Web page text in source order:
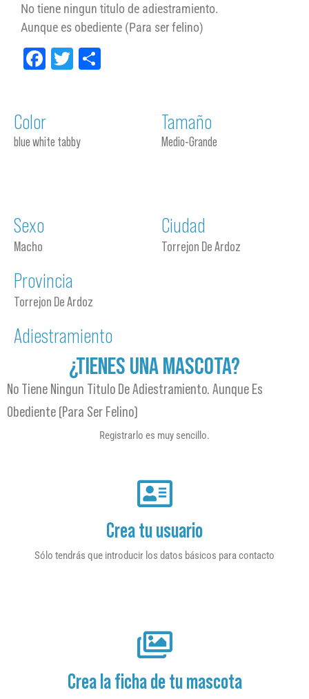
No tiene ningun titulo de adiestramiento.
Aunque es obediente (Para ser felino)
Facebook
Twitter
Color
blue white tabby
Tamaño
Medio-Grande
Sexo
Macho
Ciudad
Torrejon De Ardoz
Provincia
Torrejon De Ardoz
Adiestramiento
¿TIENES UNA MASCOTA?
No Tiene Ningun Titulo De Adiestramiento. Aunque Es
Obediente (Para Ser Felino)
Registrarlo es muy sencillo.
Crea tu usuario
Sólo tendrás que introducir los datos básicos para contacto
Crea la ficha de tu mascota